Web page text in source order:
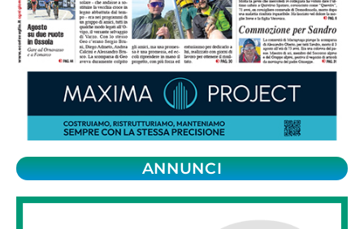
ANNUNCI